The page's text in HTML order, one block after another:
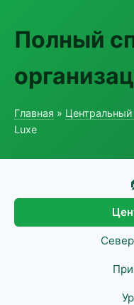
Полный
Главная »
Luxe